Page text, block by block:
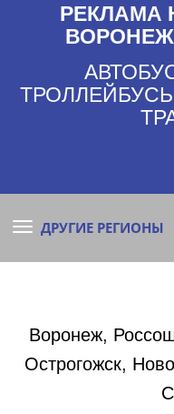
РЕКЛАМА
ДРУГИЕ РЕГИОНЫ
Воронеж,
Острогожск,